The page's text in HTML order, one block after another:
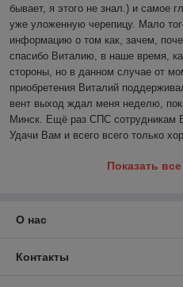
бывает, я этого не знал.) и самое
уже уложенную черепицу. Мало
информацию о том как, зачем,
спасибо Виталию, в наше время,
стороны, но в данном случае от
приобретения Виталий
вент выход ждал меня неделю,
Минск. Ещё раз СПС сотрудникам
Удачи Вам и всего всего только
Показать
О нас
Контакты